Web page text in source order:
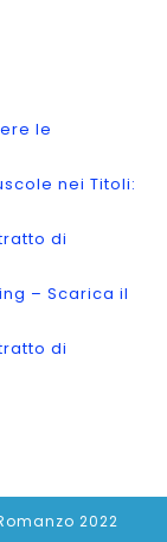
le
nei Titoli:
di
– Scarica il
di
2022